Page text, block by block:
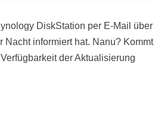
DiskStation per E-Mail über
informiert hat. Nanu? Kommt
der Aktualisierung